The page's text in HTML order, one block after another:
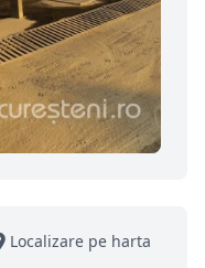
Localizare pe harta